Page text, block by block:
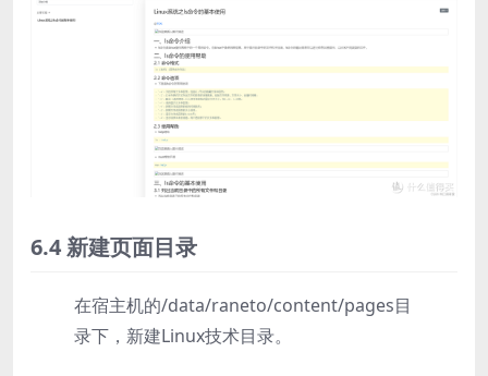
6.4 新建页面目录
在宿主机的/data/raneto/content/pages目
录下，新建Linux技术目录。